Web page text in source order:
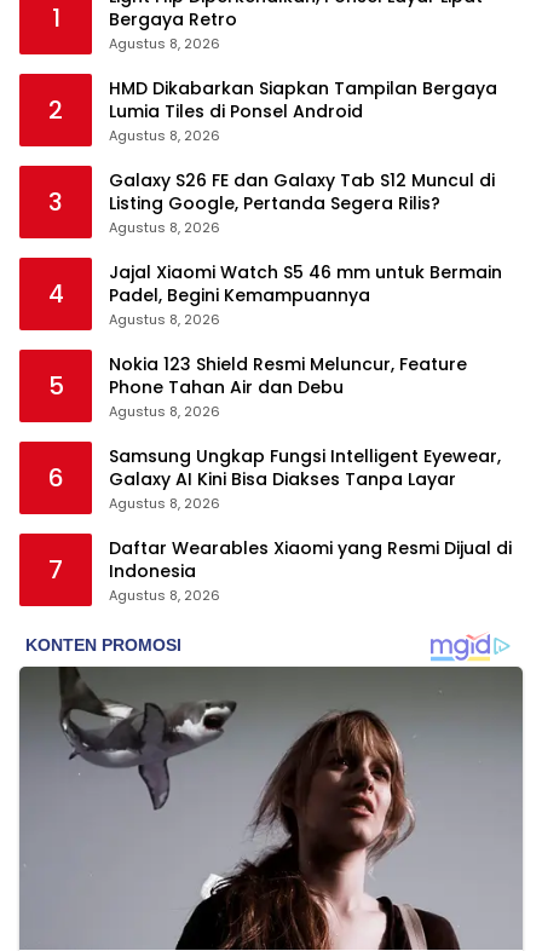
1
Bergaya Retro
Agustus 8, 2026
2
HMD Dikabarkan Siapkan Tampilan Bergaya
Lumia Tiles di Ponsel Android
Agustus 8, 2026
3
Galaxy S26 FE dan Galaxy Tab S12 Muncul di
Listing Google, Pertanda Segera Rilis?
Agustus 8, 2026
4
Jajal Xiaomi Watch S5 46 mm untuk Bermain
Padel, Begini Kemampuannya
Agustus 8, 2026
5
Nokia 123 Shield Resmi Meluncur, Feature
Phone Tahan Air dan Debu
Agustus 8, 2026
6
Samsung Ungkap Fungsi Intelligent Eyewear,
Galaxy AI Kini Bisa Diakses Tanpa Layar
Agustus 8, 2026
7
Daftar Wearables Xiaomi yang Resmi Dijual di
Indonesia
Agustus 8, 2026